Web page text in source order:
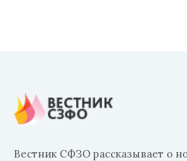
Вестник СФЗО рассказывает о